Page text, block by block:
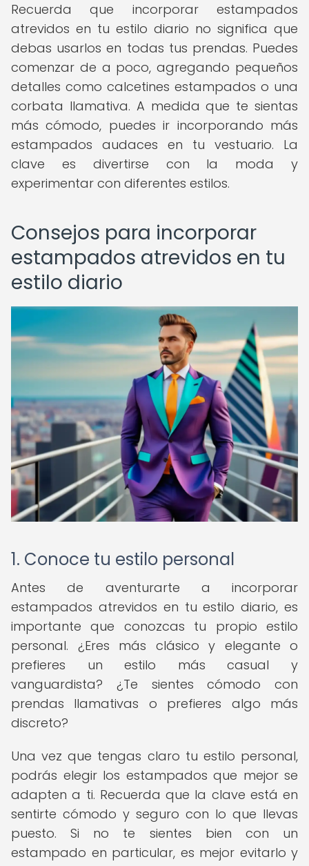
Recuerda que incorporar estampados
atrevidos en tu estilo diario no significa que
debas usarlos en todas tus prendas. Puedes
comenzar de a poco, agregando pequeños
detalles como calcetines estampados o una
corbata llamativa. A medida que te sientas
más cómodo, puedes ir incorporando más
estampados audaces en tu vestuario. La
clave es divertirse con la moda y
experimentar con diferentes estilos.
Consejos para incorporar
estampados atrevidos en tu
estilo diario
1. Conoce tu estilo personal
Antes de aventurarte a incorporar
estampados atrevidos en tu estilo diario, es
importante que conozcas tu propio estilo
personal. ¿Eres más clásico y elegante o
prefieres un estilo más casual y
vanguardista? ¿Te sientes cómodo con
prendas llamativas o prefieres algo más
discreto?
Una vez que tengas claro tu estilo personal,
podrás elegir los estampados que mejor se
adapten a ti. Recuerda que la clave está en
sentirte cómodo y seguro con lo que llevas
puesto. Si no te sientes bien con un
estampado en particular, es mejor evitarlo y